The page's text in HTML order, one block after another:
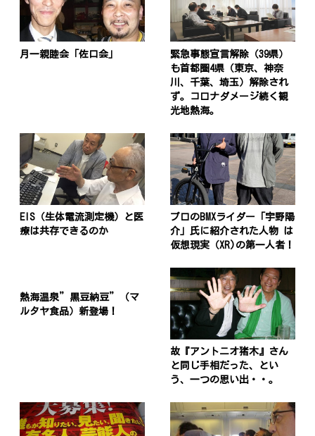
月一親睦会「佐口会」
緊急事態宣言解除（39県）
も首都圏4県（東京、神奈
川、千葉、埼玉）解除され
ず。コロナダメージ続く観
光地熱海。
EIS（生体電流測定機）と医
療は共存できるのか
プロのBMXライダー「宇野陽
介」氏に紹介された人物 は
仮想現実（XR)の第一人者！
熱海温泉”黒豆納豆”（マ
ルタヤ食品）新登場！
故『アントニオ猪木』さん
と同じ手相だった、とい
う、一つの思い出・・。